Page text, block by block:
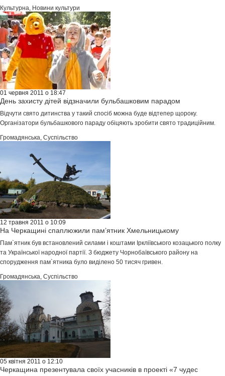
Культурна, Новини культури
01 червня 2011 о 18:47
День захисту дітей відзначили бульбашковим парадом
Відчути свято дитинства у такий спосіб можна буде відтепер щороку.
Організатори бульбашкового параду обіцяють зробити свято традиційним.
Громадянська, Суспільство
12 травня 2011 о 10:09
На Черкащині спаплюжили пам’ятник Хмельницькому
Пам`ятник був встановлений силами і коштами Іркліївського козацького полку
та Української народної партії. З бюджету Чорнобаївського району на
спорудження пам`ятника було виділено 50 тисяч гривен.
Громадянська, Суспільство
05 квітня 2011 о 12:10
Черкащина презентувала своїх учасників в проекті «7 чудес